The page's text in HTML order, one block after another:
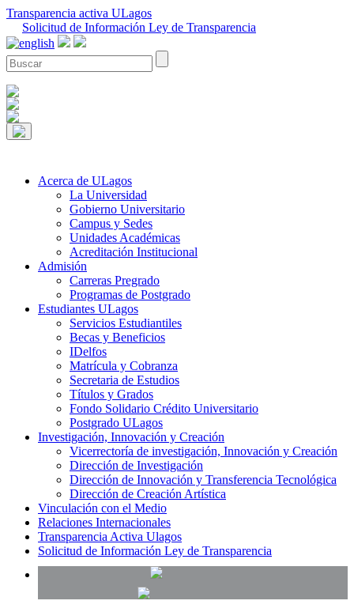
Transparencia activa ULagos
Solicitud de Información Ley de Transparencia
Acerca de ULagos
La Universidad
Gobierno Universitario
Campus y Sedes
Unidades Académicas
Acreditación Institucional
Admisión
Carreras Pregrado
Programas de Postgrado
Estudiantes ULagos
Servicios Estudiantiles
Becas y Beneficios
IDelfos
Matrícula y Cobranza
Secretaria de Estudios
Títulos y Grados
Fondo Solidario Crédito Universitario
Postgrado ULagos
Investigación, Innovación y Creación
Vicerrectoría de investigación, Innovación y Creación
Dirección de Investigación
Dirección de Innovación y Transferencia Tecnológica
Dirección de Creación Artística
Vinculación con el Medio
Relaciones Internacionales
Transparencia Activa Ulagos
Solicitud de Información Ley de Transparencia